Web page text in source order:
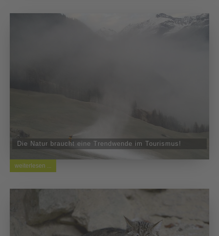
Die Natur braucht eine Trendwende im Tourismus!
weiterlesen ...